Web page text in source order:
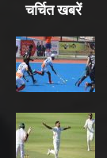
चर्चित खबरें